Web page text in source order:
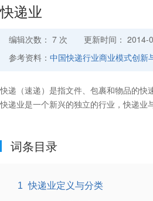
快递业
编辑次数： 7 次
更新时间： 2014-
参考资料： 中国快递行业商业模式创新
快递（速递）是指文件、包裹和物品的
快递业是一个新兴的独立的行业，快递业
词条目录
1 快递业定义与分类